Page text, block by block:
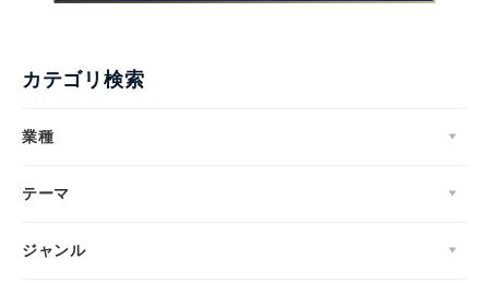
カテゴリ検索
業種
テーマ
ジャンル